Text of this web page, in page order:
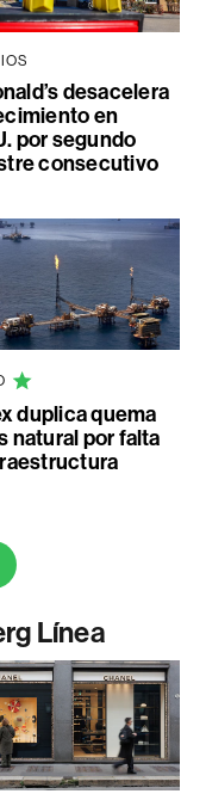
desacelera
en
por segundo
consecutivo
duplica quema
natural por falta
Línea